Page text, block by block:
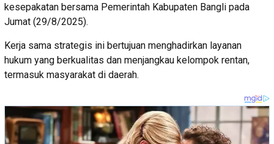
kesepakatan bersama Pemerintah Kabupaten Bangli pada
Jumat (29/8/2025).
Kerja sama strategis ini bertujuan menghadirkan layanan
hukum yang berkualitas dan menjangkau kelompok rentan,
termasuk masyarakat di daerah.